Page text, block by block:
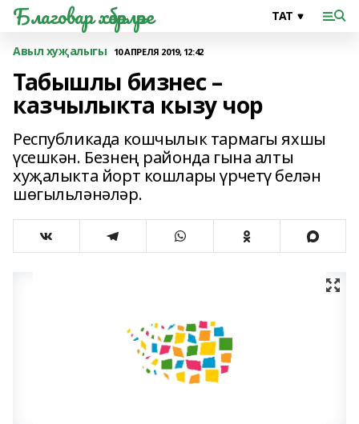
Благовар хәбәрләре
Авыл хуҗалыгы 10 АПРЕЛЯ 2019, 12:42
Табышлы бизнес –
казчылыкта кызу чор
Республикада кошчылык тармагы яхшы
үсешкән. Безнең районда гына алты
хуҗалыкта йорт кошлары үрчетү белән
шөгыльләнәләр.